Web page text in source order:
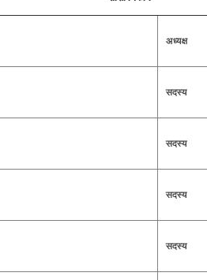
अध्यक्ष
सदस्य
सदस्य
सदस्य
सदस्य